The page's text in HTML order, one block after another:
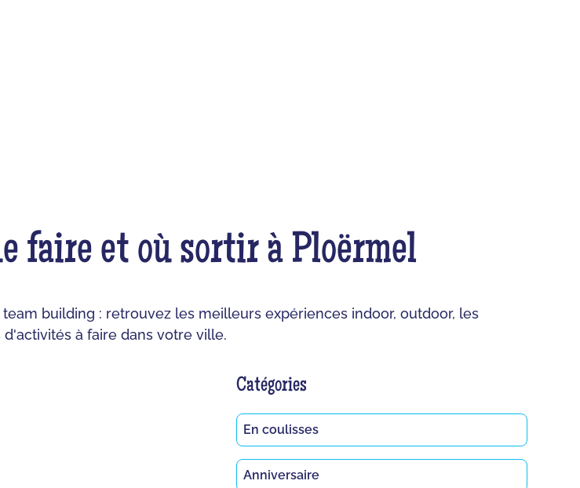
faire et où sortir à Ploërmel
building : retrouvez les meilleurs expériences indoor, outdoor, les
à faire dans votre ville.
Catégories
En coulisses
Anniversaire